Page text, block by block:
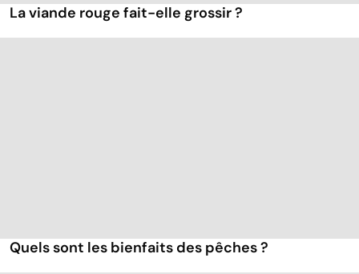
La viande rouge fait-elle grossir ?
Quels sont les bienfaits des pêches ?